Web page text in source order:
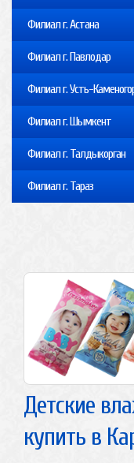
Филиал г. Астана
Филиал г. Павлодар
Филиал г. Усть-
Филиал г. Шымкент
Филиал г. Талдыкорган
Филиал г. Тараз
Детские
купить в